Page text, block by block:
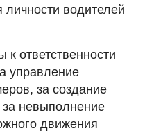
водителей
ответственности
управление
за создание
за невыполнение
движения